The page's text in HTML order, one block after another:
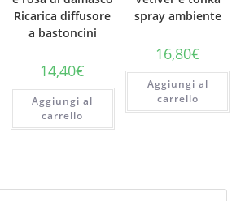
Ricarica diffusore
a bastoncini
14,40€
Aggiungi al
carrello
spray ambiente
16,80€
Aggiungi al
carrello